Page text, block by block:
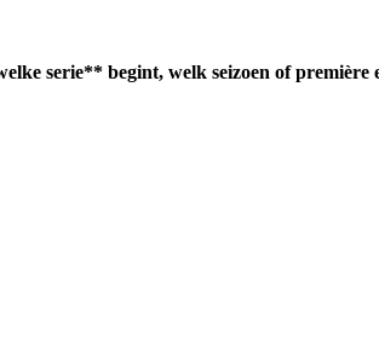
serie** begint, welk seizoen of première